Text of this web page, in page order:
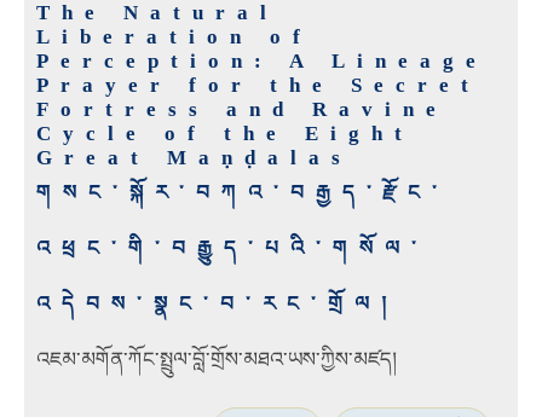
The Natural
Liberation of
Perception: A Lineage
Prayer for the Secret
Fortress and Ravine
Cycle of the Eight
Great Maṇḍalas
གསང་སྐོར་བཀའ་བརྒྱད་རྫོང་
འཕྲང་གི་བརྒྱུད་པའི་གསོལ་
འདེབས་སྣང་བ་རང་གྲོལ།
འཇམ་མགོན་ཀོང་སྤྲུལ་བློ་གྲོས་མཐའ་ཡས་ཀྱིས་མཛད།